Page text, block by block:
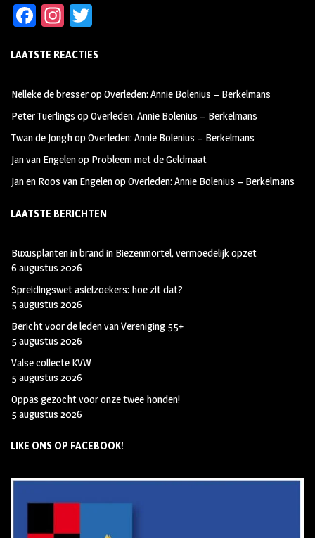
Fa
b
oo
k
In
ag
m
tt
LAATSTE REACTIES
Nelleke de bresseropOverleden: Annie Bolenius – Berkelmans
Peter Tuerlings opOverleden: Annie Bolenius – Berkelmans
Twan de JonghopOverleden: Annie Bolenius – Berkelmans
Jan van Engelenop Probleem met de Geldmaat
Jan en Roos van EngelenopOverleden: Annie Bolenius – Berkelmans
LAATSTE BERICHTEN
Buxusplanten in brand in Biezenmortel, vermoedelijk opzet
6 augustus 2026
Spreidingswet asielzoekers: hoe zit dat?
5 augustus 2026
Bericht voor de leden van Vereniging 55+
5 augustus 2026
Valse collecte KVW
5 augustus 2026
Oppas gezocht voor onze twee honden!
5 augustus 2026
LIKE ONS OP FACEBOOK!